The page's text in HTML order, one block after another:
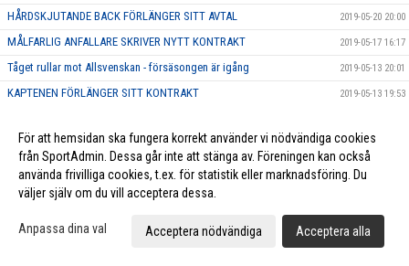
HÅRDSKJUTANDE BACK FÖRLÄNGER SITT AVTAL 2019-05-20 20:00
MÅLFARLIG ANFALLARE SKRIVER NYTT KONTRAKT 2019-05-17 16:17
Tåget rullar mot Allsvenskan - försäsongen är igång 2019-05-13 20:01
KAPTENEN FÖRLÄNGER SITT KONTRAKT 2019-05-13 19:53
ASSISTERANDE TRÄNARE KLAR FÖR HERRAR DIV.1 2019-04-27 23:12
NY HUVUDTRÄNARE KLAR FÖR HERRAR DIV.1 2019-04-15 15:41
H1: Julspecial Lucka 19# Viktor Norlund
H1: Julspecial Lucka 18#Erik Nilsson 2018-12-18 16:57
2018-12-17 17:11
För att hemsidan ska fungera korrekt använder vi nödvändiga cookies
från SportAdmin. Dessa går inte att stänga av. Föreningen kan också
använda frivilliga cookies, t.ex. för statistik eller marknadsföring. Du
väljer själv om du vill acceptera dessa.
Anpassa dina val Acceptera nödvändiga Acceptera alla